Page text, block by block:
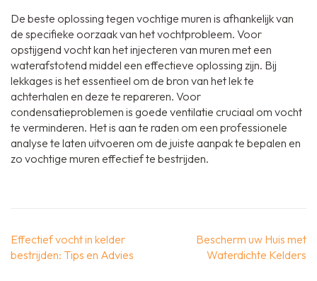
De beste oplossing tegen vochtige muren is afhankelijk van
de specifieke oorzaak van het vochtprobleem. Voor
opstijgend vocht kan het injecteren van muren met een
waterafstotend middel een effectieve oplossing zijn. Bij
lekkages is het essentieel om de bron van het lek te
achterhalen en deze te repareren. Voor
condensatieproblemen is goede ventilatie cruciaal om vocht
te verminderen. Het is aan te raden om een professionele
analyse te laten uitvoeren om de juiste aanpak te bepalen en
zo vochtige muren effectief te bestrijden.
Berichtnavigatie
Effectief vocht in kelder
bestrijden: Tips en Advies
Bescherm uw Huis met
Waterdichte Kelders